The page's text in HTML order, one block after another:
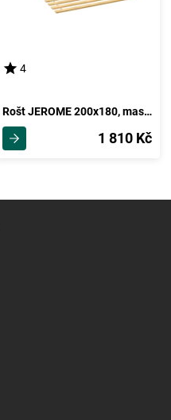
4
Rošt JEROME 200x180, masiv smrk
1 810 Kč